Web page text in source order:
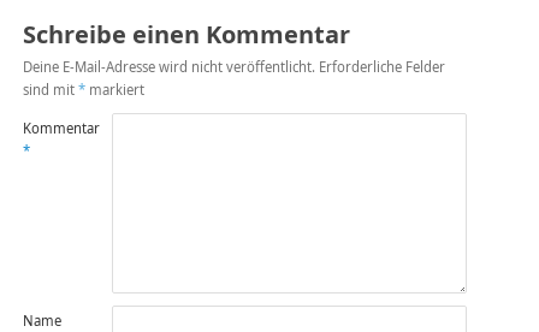
Schreibe einen Kommentar
Deine E-Mail-Adresse wird nicht veröffentlicht. Erforderliche Felder
sind mit *markiert
Kommentar
*
Name